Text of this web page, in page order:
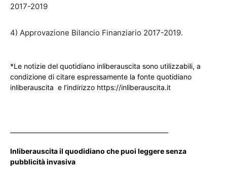
2017-2019
4) Approvazione Bilancio Finanziario 2017-2019.
*Le notizie del quotidiano inliberauscita sono utilizzabili, a
condizione di citare espressamente la fonte quotidiano
inliberauscita e l’indirizzo https://inliberauscita.it
Inliberauscita il quodidiano che puoi leggere senza
pubblicità invasiva